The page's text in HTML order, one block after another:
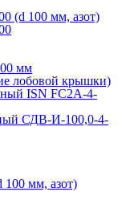
(d 100 мм, азот)
мм
лобовой крышки)
ISN FC2A-4-
СДВ-И-100,0-4-
мм, азот)